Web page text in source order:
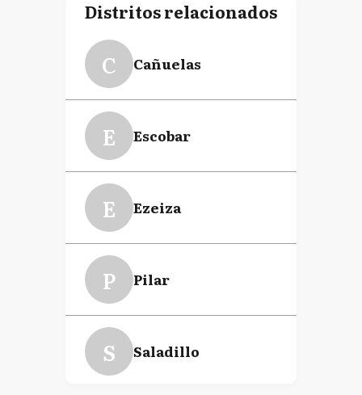
Distritos relacionados
C Cañuelas
E Escobar
E Ezeiza
P Pilar
S Saladillo